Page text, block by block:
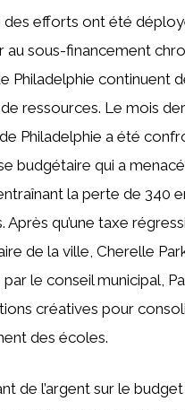
des efforts ont été
au sous-financement
Philadelphie continuent
ressources. Le mois
Philadelphie a été
budgétaire qui a
la perte de 340
Après qu’une taxe
de la ville, Cherelle
le conseil municipal,
créatives pour
des écoles.
de l’argent sur le budget